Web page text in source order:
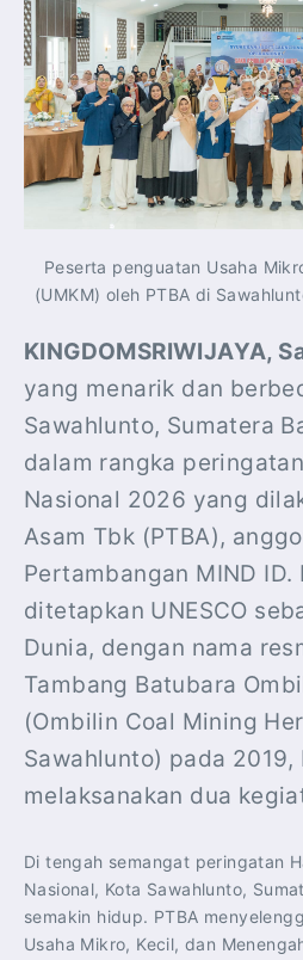
Peserta penguatan Usaha
(UMKM) oleh PTBA di
KINGDOMSRIWIJAYA,
yang menarik dan
Sawahlunto, Sumatera
dalam rangka
Nasional 2026 yang
Asam Tbk (PTBA),
Pertambangan MIND
ditetapkan UNESCO
Dunia, dengan nama
Tambang Batubara
(Ombilin Coal Mining
Sawahlunto) pada
melaksanakan dua
Di tengah semangat peringatan
Nasional, Kota Sawahlunto,
semakin hidup. PTBA
Usaha Mikro, Kecil, dan